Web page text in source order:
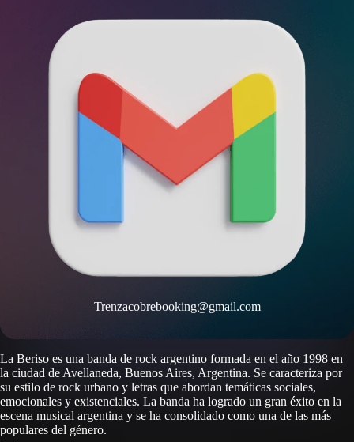
Trenzacobrebooking@gmail.com
La Beriso es una banda de rock argentino formada en el año 1998 en
la ciudad de Avellaneda, Buenos Aires, Argentina. Se caracteriza por
su estilo de rock urbano y letras que abordan temáticas sociales,
emocionales y existenciales. La banda ha logrado un gran éxito en la
escena musical argentina y se ha consolidado como una de las más
populares del género.